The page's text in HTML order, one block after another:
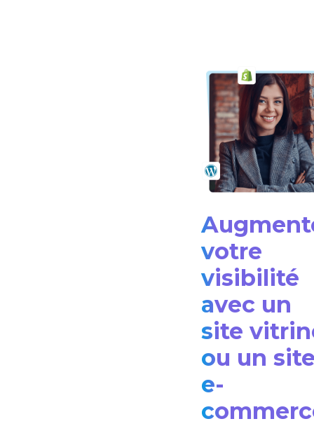
votre
visibilité
avec un
site
ou un
e-